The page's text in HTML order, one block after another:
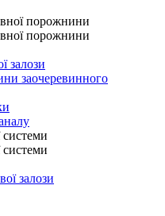
порожнини
порожнини
залози
заочеревинного
системи
системи
залози